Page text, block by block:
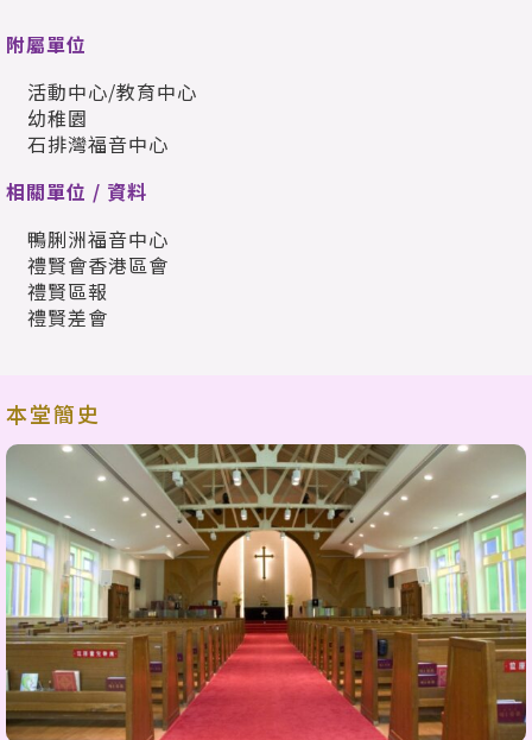
附屬單位
活動中心/教育中心
幼稚園
石排灣福音中心
相關單位 / 資料
鴨脷洲福音中心
禮賢會香港區會
禮賢區報
禮賢差會
本堂簡史